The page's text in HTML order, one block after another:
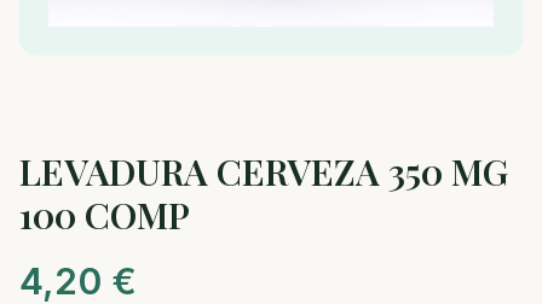
LEVADURA CERVEZA 350 MG
100 COMP
4,20 €